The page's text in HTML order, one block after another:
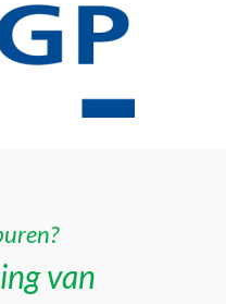
van